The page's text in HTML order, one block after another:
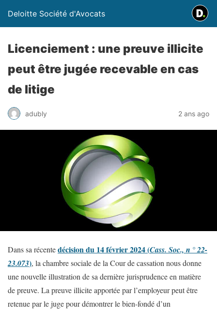
Deloitte Société d'Avocats
Licenciement : une preuve illicite
peut être jugée recevable en cas
de litige
adubly 2 ans ago
Dans sa récentedécision du 14 février 2024 (Cass. Soc., n ° 22-
23.073), la chambre sociale de la Cour de cassation nous donne
une nouvelle illustration de sa dernière jurisprudence en matière
de preuve. La preuve illicite apportée par l’employeur peut être
retenue par le juge pour démontrer le bien-fondé d’un